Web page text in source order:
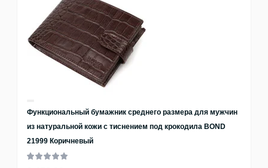
Функциональный бумажник среднего размера для мужчин
из натуральной кожи с тиснением под крокодила BOND
21999 Коричневый